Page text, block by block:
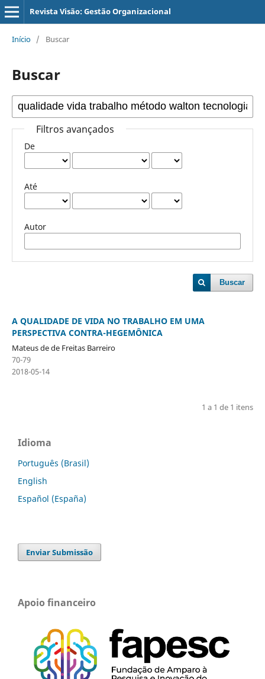
Revista Visão: Gestão Organizacional
Início / Buscar
Buscar
Filtros avançados
De
Até
Autor
Buscar
A QUALIDADE DE VIDA NO TRABALHO EM UMA
PERSPECTIVA CONTRA-HEGEMÔNICA
Mateus de de Freitas Barreiro
70-79
2018-05-14
1 a 1 de 1 itens
Idioma
Português (Brasil)
English
Español (España)
Enviar Submissão
Apoio financeiro